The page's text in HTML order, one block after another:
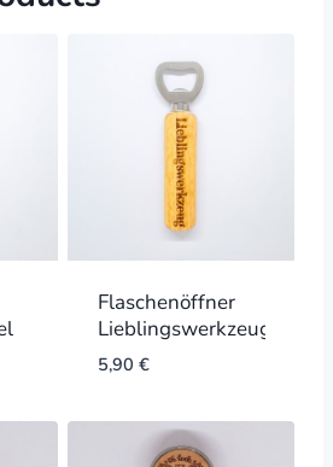
Flaschenöffner
Lieblingswerkzeug
5,90 €